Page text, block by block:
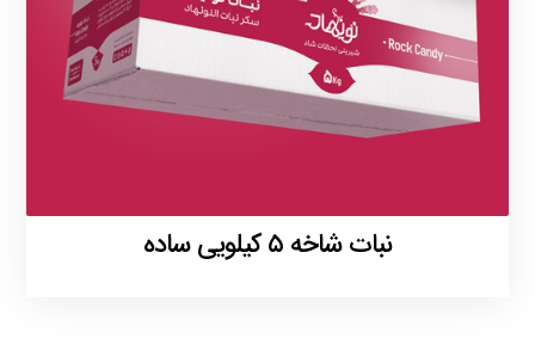
نبات شاخه ۵ کیلویی ساده